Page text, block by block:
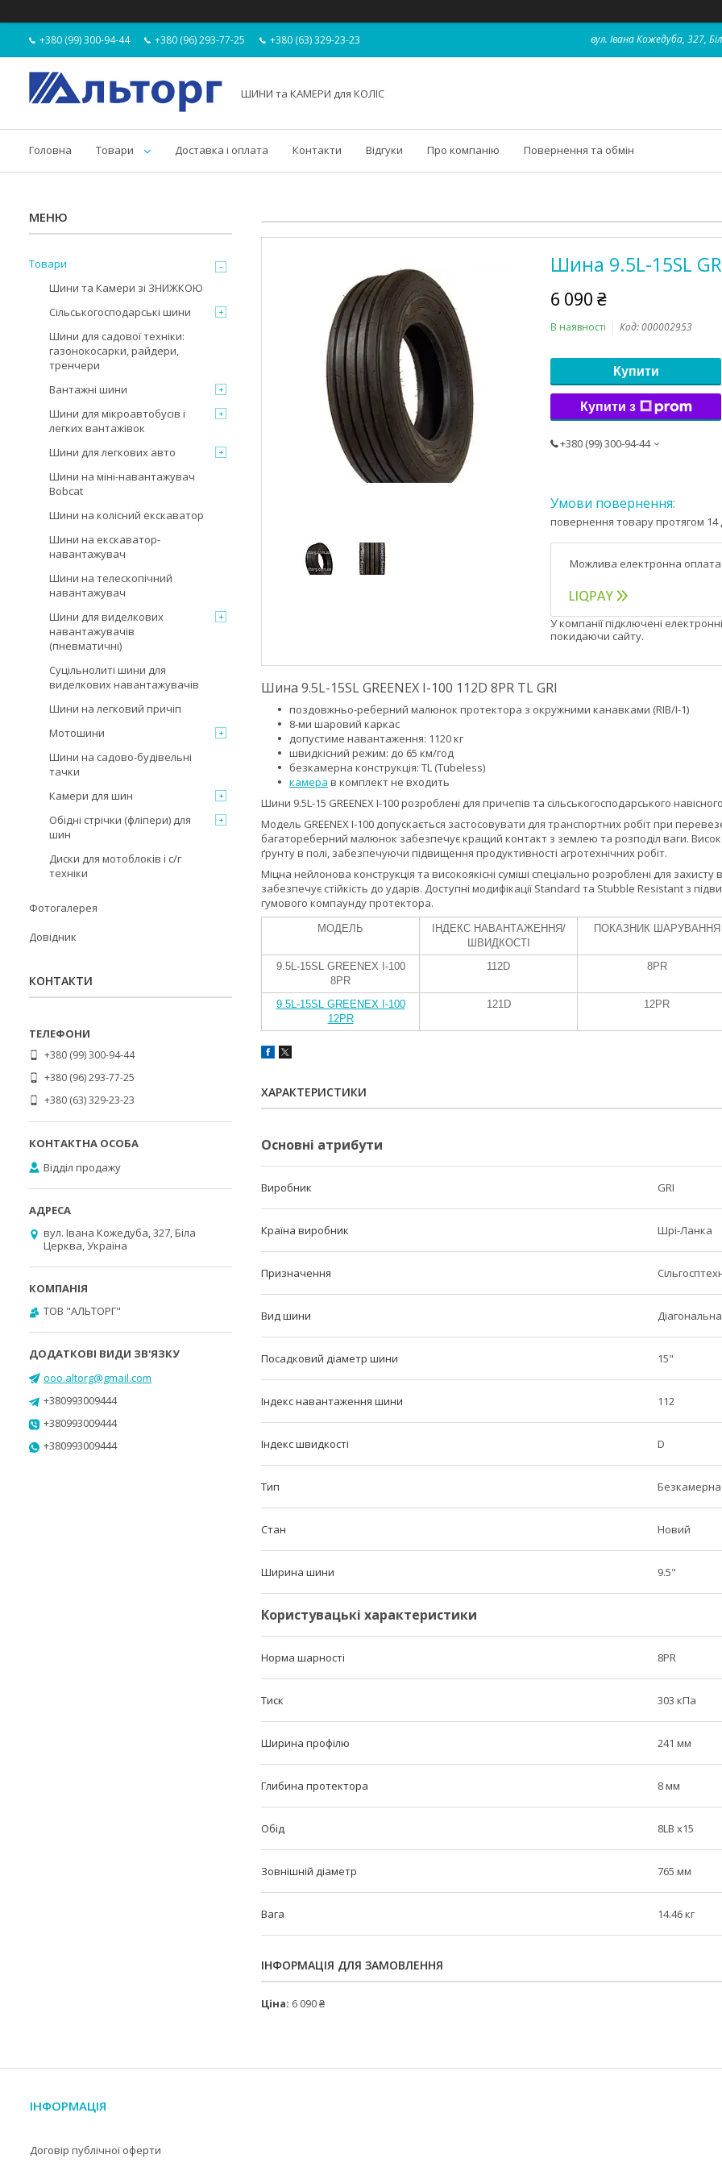
+380 (99) 300-94-44 +380 (96) 293-77-25 +380 (63) 329-23-23 вул. Івана Кожедуба, 327,
ШИНИ та КАМЕРИ для КОЛІС
Головна Товари Доставка і оплата Контакти Відгуки Про компанію Повернення та обмін
Шина 9.5L-15SL
6 090 ₴
В наявності Код:000002953
Купити
Купити з
+380 (99) 300-94-44
повернення товару протягом 14
У компанії підключені
покидаючи сайту.
Шина 9.5L-15SL GREENEX I-100 112D 8PR TL GRI
поздовжньо-реберний малюнок протектора з окружними канавками (RIB/I-1)
8-ми шаровий каркас
допустиме навантаження: 1120 кг
швидкісний режим: до 65 км/год
безкамерна конструкція: TL (Tubeless)
камера в комплект не входить
Шини 9.5L-15 GREENEX I-100 розроблені для причепів та сільськогосподарського
Модель GREENEX I-100 допускається застосовувати для транспортних робіт при
багатореберний малюнок забезпечує кращий контакт з землею та розподіл ваги.
ґрунту в полі, забезпечуючи підвищення продуктивності агротехнічних робіт.
Міцна нейлонова конструкція та високоякісні суміші спеціально розроблені для
забезпечує стійкість до ударів. Доступні модифікації Standard та Stubble Resistant з
гумового компаунду протектора.
МОДЕЛЬ
ІНДЕКС НАВАНТАЖЕННЯ/
ШВИДКОСТІ
ПОКАЗНИК ШАРУВАННЯ
9.5L-15SL GREENEX I-100
8PR
112D 8PR
9.5L-15SL GREENEX I-100
12PR
121D 12PR
ХАРАКТЕРИСТИКИ
Основні атрибути
Виробник GRI
Країна виробник Шрі-Ланка
Призначення
Вид шини Діагональна
Посадковий діаметр шини 15"
Індекс навантаження шини 112
Індекс швидкості D
Тип
Стан Новий
Ширина шини 9.5"
Користувацькі характеристики
Норма шарності 8PR
Тиск 303 кПа
Ширина профілю 241 мм
Глибина протектора 8 мм
Обід 8LB x15
Зовнішній діаметр 765 мм
Вага 14.46 кг
ІНФОРМАЦІЯ ДЛЯ ЗАМОВЛЕННЯ
Ціна: 6 090 ₴
Товари
Шини та Камери зі ЗНИЖКОЮ
Сільськогосподарські шини
Шини для садової техніки:
газонокосарки, райдери,
тренчери
Вантажні шини
Шини для мікроавтобусів і
легких вантажівок
Шини для легкових авто
Шини на міні-навантажувач
Bobcat
Шини на колісний екскаватор
Шини на екскаватор-
навантажувач
Шини на телескопічний
навантажувач
Шини для виделкових
навантажувачів
(пневматичні)
Суцільнолиті шини для
виделкових навантажувачів
Шини на легковий причіп
Мотошини
Шини на садово-будівельні
тачки
Камери для шин
Обідні стрічки (фліпери) для
шин
Диски для мотоблоків і с/г
техніки
Фотогалерея
Довідник
КОНТАКТИ
+380 (99) 300-94-44
+380 (96) 293-77-25
+380 (63) 329-23-23
Відділ продажу
вул. Івана Кожедуба, 327, Біла
Церква, Україна
ТОВ "АЛЬТОРГ"
ooo.altorg@gmail.com
+380993009444
+380993009444
+380993009444
ІНФОРМАЦІЯ
Договір публічної оферти